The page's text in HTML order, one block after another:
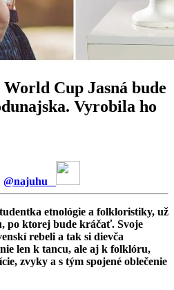
Cup Jasná bude
Vyrobila ho
@najuhu
etnológie a folkloristiky, už
po ktorej bude kráčať. Svoje
rebeli a tak si dievča
len k tancu, ale aj k folklóru,
zvyky a s tým spojené oblečenie